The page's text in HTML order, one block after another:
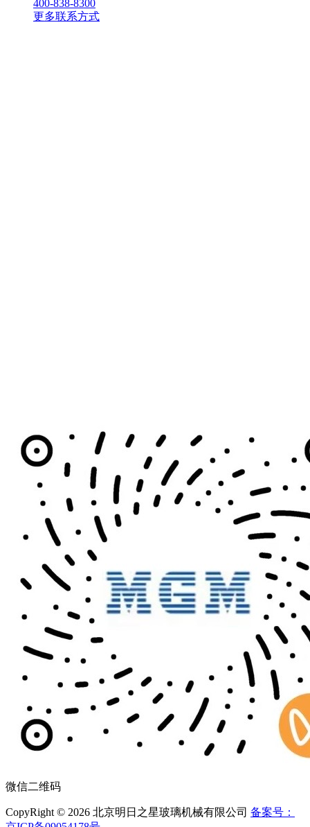
400-838-8300
更多联系方式
微信二维码
CopyRight © 2026 北京明日之星玻璃机械有限公司 备案号：